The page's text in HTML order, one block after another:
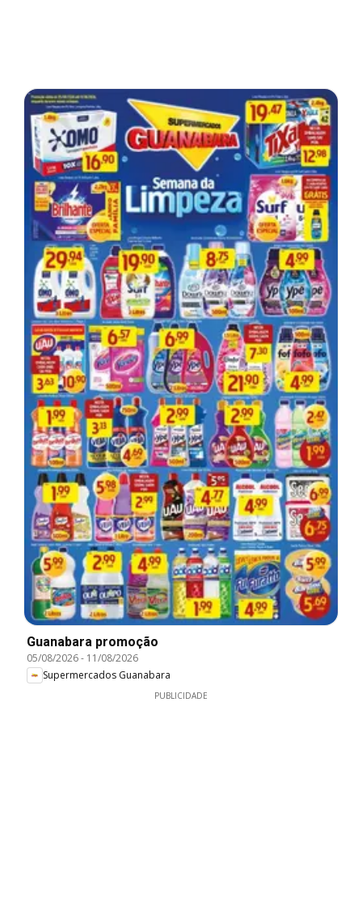
Guanabara promoção
05/08/2026- 11/08/2026
Supermercados Guanabara
PUBLICIDADE